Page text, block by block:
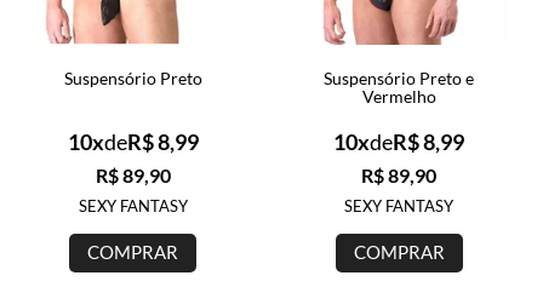
SAÚDE ÍNTIMA
Suspensório Preto
R$ 89,90
10xdeR$ 8,99
SEXY FANTASY
COMPRAR
Suspensório Preto e
Vermelho
R$ 89,90
10xdeR$ 8,99
SEXY FANTASY
COMPRAR